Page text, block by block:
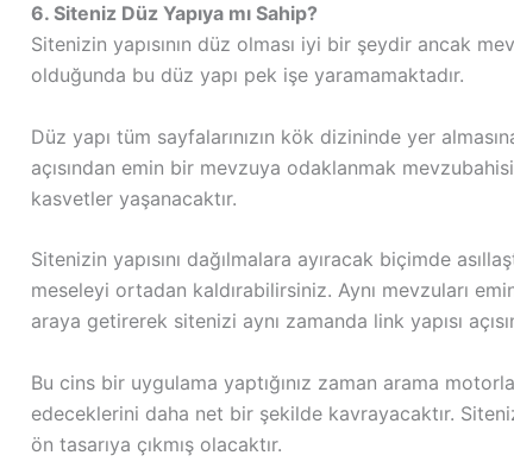
6. Siteniz Düz Yapıya mı Sahip?
Sitenizin yapısının düz olması iyi bir şeydir ancak
olduğunda bu düz yapı pek işe yaramamaktadır.
Düz yapı tüm sayfalarınızın kök dizininde yer
açısından emin bir mevzuya odaklanmak
kasvetler yaşanacaktır.
Sitenizin yapısını dağılmalara ayıracak biçimde
meseleyi ortadan kaldırabilirsiniz. Aynı mevzuları
araya getirerek sitenizi aynı zamanda link yapısı
Bu cins bir uygulama yaptığınız zaman arama
edeceklerini daha net bir şekilde kavrayacaktır.
ön tasarıya çıkmış olacaktır.